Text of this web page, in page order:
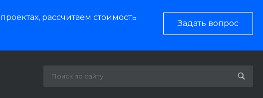
рассчитаем стоимость
Задать вопрос